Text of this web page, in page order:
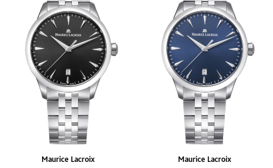
Maurice Lacroix Maurice Lacroix